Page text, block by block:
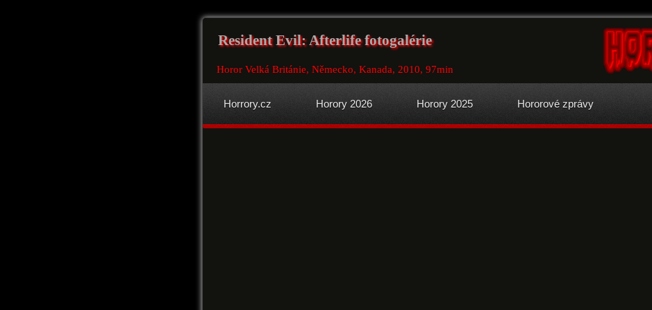
Resident Evil: Afterlife fotogalérie
Horor Velká Británie, Německo, Kanada, 2010, 97min
Horrory.cz Horory 2026 Horory 2025 Hororové zprávy